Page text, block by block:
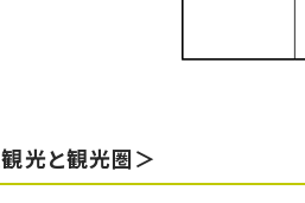
光と観光圏＞